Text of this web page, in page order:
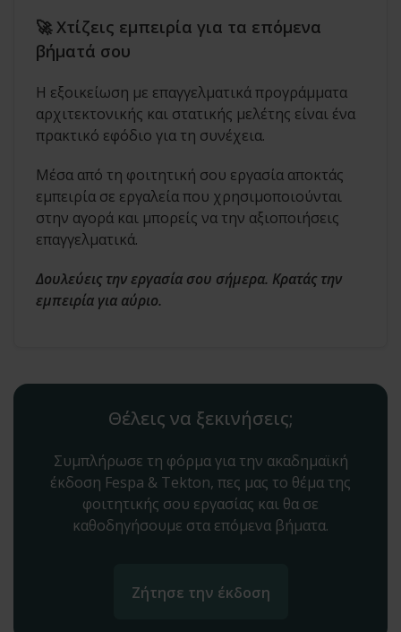
🚀 Χτίζεις εμπειρία για τα επόμενα
βήματά σου
Η εξοικείωση με επαγγελματικά προγράμματα
αρχιτεκτονικής και στατικής μελέτης είναι ένα
πρακτικό εφόδιο για τη συνέχεια.
Μέσα από τη φοιτητική σου εργασία αποκτάς
εμπειρία σε εργαλεία που χρησιμοποιούνται
στην αγορά και μπορείς να την αξιοποιήσεις
επαγγελματικά.
Δουλεύεις την εργασία σου σήμερα. Κρατάς την
εμπειρία για αύριο.
Θέλεις να ξεκινήσεις;
Συμπλήρωσε τη φόρμα για την ακαδημαϊκή
έκδοση Fespa & Tekton, πες μας το θέμα της
φοιτητικής σου εργασίας και θα σε
καθοδηγήσουμε στα επόμενα βήματα.
Ζήτησε την έκδοση